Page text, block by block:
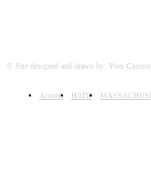
© Site designed and drawn by: Yves
Accueil HAITI